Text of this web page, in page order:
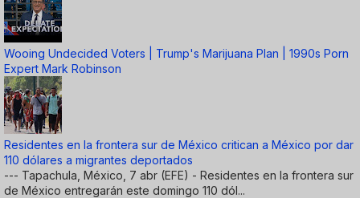
Wooing Undecided Voters | Trump's Marijuana Plan | 1990s Porn
Expert Mark Robinson
Residentes en la frontera sur de México critican a México por dar
110 dólares a migrantes deportados
--- Tapachula, México, 7 abr (EFE) - Residentes en la frontera sur
de México entregarán este domingo 110 dól...